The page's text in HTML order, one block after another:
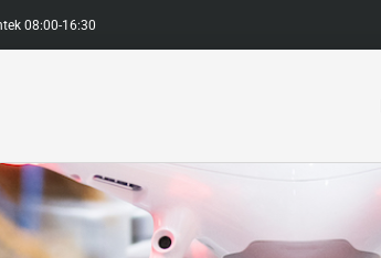
08:00-16:30